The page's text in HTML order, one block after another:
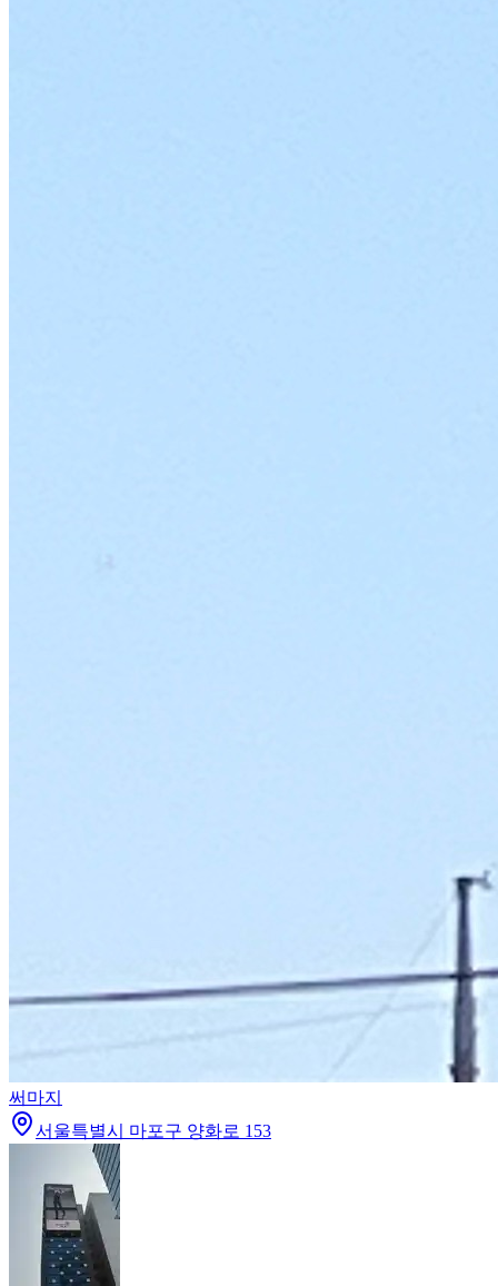
써마지
서울특별시 마포구 양화로 153